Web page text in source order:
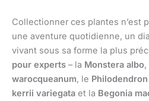
Collectionner ces plantes n’est
une aventure quotidienne, un
vivant sous sa forme la plus
pour experts – la Monstera albo,
warocqueanum, le
kerrii variegata et la Begonia